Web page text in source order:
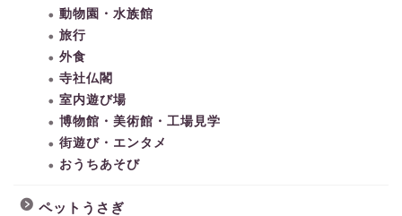
動物園・水族館
旅行
外食
寺社仏閣
室内遊び場
博物館・美術館・工場見学
街遊び・エンタメ
おうちあそび
ペットうさぎ